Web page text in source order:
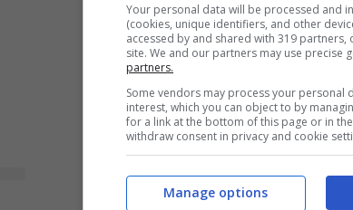
Your personal data will be processed and
(cookies, unique identifiers, and other
accessed by and shared with 319 partners,
site. We and our partners may use precise
partners.
Some vendors may process your personal
interest, which you can object to by
for a link at the bottom of this page or in
withdraw consent in privacy and cookie
Manage options